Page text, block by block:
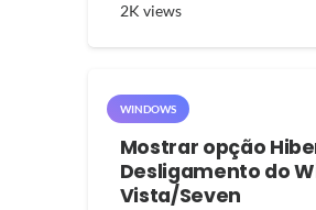
2K views
WINDOWS
Mostrar opção
Desligamento do
Vista/Seven